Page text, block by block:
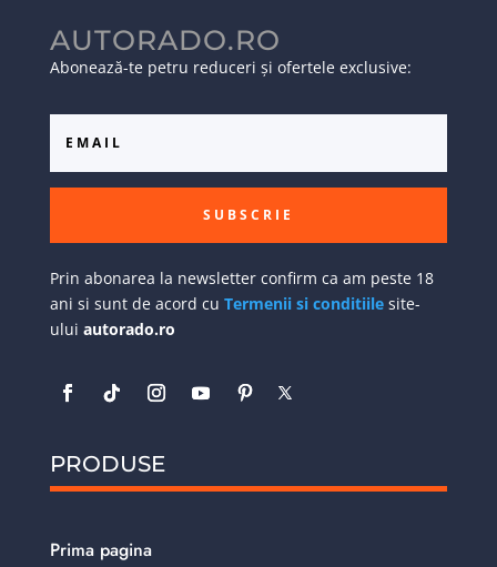
AUTORADO.RO
Abonează-te petru reduceri și ofertele exclusive:
SUBSCRIE
Prin abonarea la newsletter confirm ca am peste 18
ani si sunt de acord cu Termenii si conditiilesite-
ului autorado.ro
PRODUSE
Prima pagina